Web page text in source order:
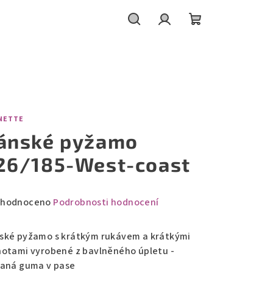
pyžamo
185-West-coast
Podrobnosti hodnocení
pyžamo s krátkým rukávem a krátkými
vyrobené z bavlněného úpletu -
guma v pase